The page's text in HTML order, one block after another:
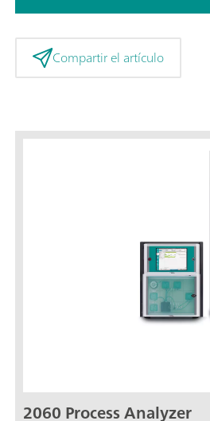
Compartir el artículo
2060 Process Analyzer